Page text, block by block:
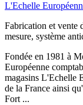
L'Echelle
Fabrication et vente
mesure, système
Fondée en 1981 à
Européenne
magasins L'Echelle
de la France ainsi
Fort ...